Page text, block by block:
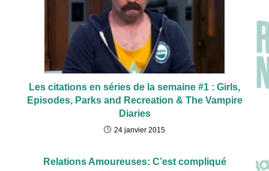
Les citations en séries de la semaine #1 : Girls,
Episodes, Parks and Recreation & The Vampire
Diaries
24 janvier 2015
Relations Amoureuses: C’est compliqué